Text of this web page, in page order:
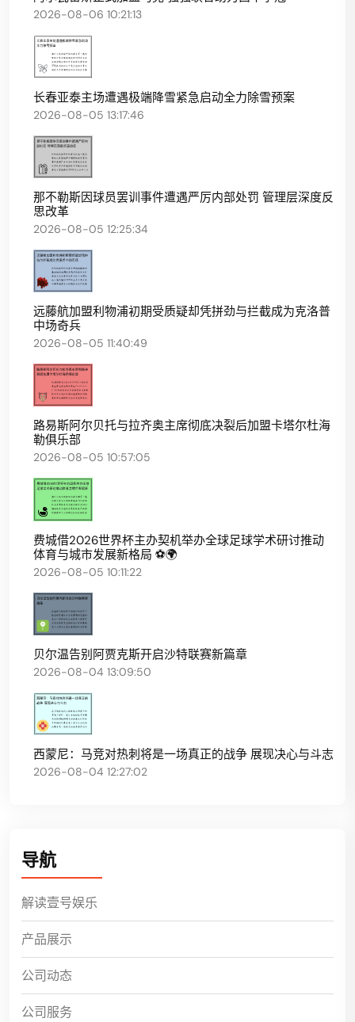
2026-08-06 10:21:13
长春亚泰主场遭遇极端降雪紧急启动全力除雪预案
2026-08-05 13:17:46
那不勒斯因球员罢训事件遭遇严厉内部处罚 管理层深度反
思改革
2026-08-05 12:25:34
远藤航加盟利物浦初期受质疑却凭拼劲与拦截成为克洛普
中场奇兵
2026-08-05 11:40:49
路易斯阿尔贝托与拉齐奥主席彻底决裂后加盟卡塔尔杜海
勒俱乐部
2026-08-05 10:57:05
费城借2026世界杯主办契机举办全球足球学术研讨推动
体育与城市发展新格局 ⚽🌍
2026-08-05 10:11:22
贝尔温告别阿贾克斯开启沙特联赛新篇章
2026-08-04 13:09:50
西蒙尼：马竞对热刺将是一场真正的战争 展现决心与斗志
2026-08-04 12:27:02
导航
解读壹号娱乐
产品展示
公司动态
公司服务